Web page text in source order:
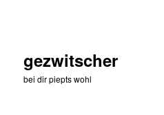
gezwitscher
bei dir piepts wohl